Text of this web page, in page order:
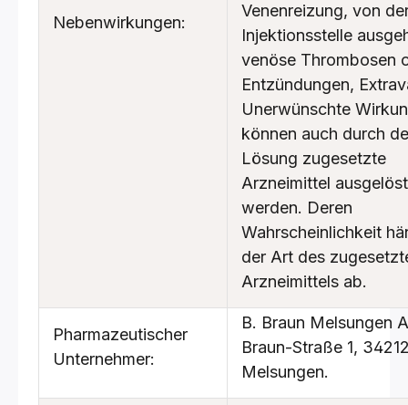
Nebenwirkungen:
Venenreizung, von
Injektionsstelle
venöse Thrombosen
Entzündungen,
Unerwünschte
können auch durch
Lösung zugesetzte
Arzneimittel ausgelöst
werden. Deren
Wahrscheinlichkeit
der Art des
Arzneimittels ab.
Pharmazeutischer
Unternehmer:
B. Braun Melsungen
Braun-Straße 1,
Melsungen.